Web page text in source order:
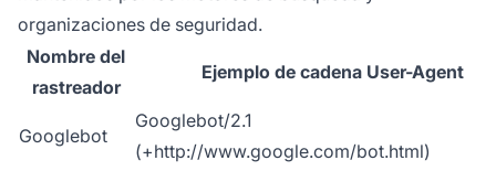
organizaciones de seguridad.
Nombre del
rastreador
Ejemplo de cadena User-Agent
Googlebot
Googlebot/2.1
(+http://www.google.com/bot.html)